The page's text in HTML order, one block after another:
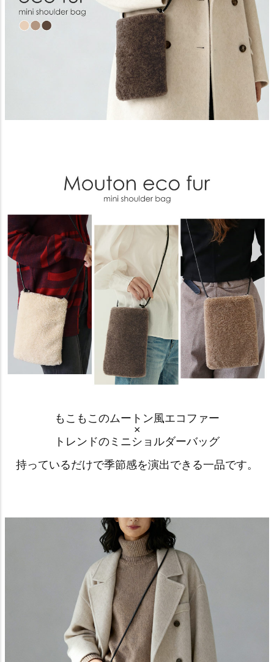
もこもこのムートン風エコファー
×
トレンドのミニショルダーバッグ
持っているだけで季節感を演出できる一品です。